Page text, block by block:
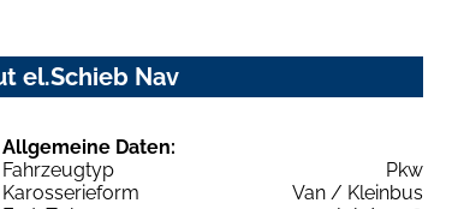
el.Schieb Nav
Allgemeine Daten:
Fahrzeugtyp
Pkw
Karosserieform
Van / Kleinbus